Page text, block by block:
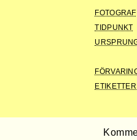
FOTOGRAF
TIDPUNKT
ETIKETTER